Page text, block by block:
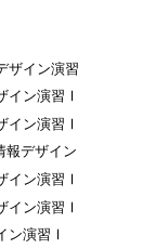
ザイン演習
イン演習Ⅰ
イン演習Ⅰ
報デザイン
イン演習Ⅰ
イン演習Ⅰ
ン演習Ⅰ